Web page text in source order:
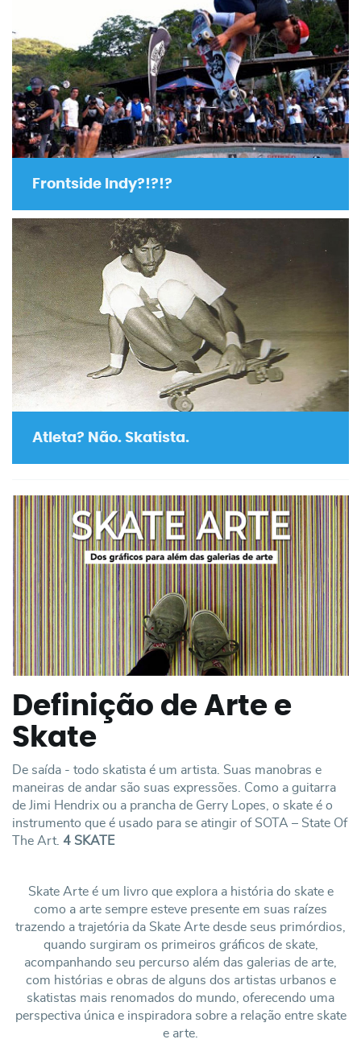
Frontside Indy?!?!?
Atleta? Não. Skatista.
Definição de Arte e
Skate
De saída - todo skatista é um artista. Suas manobras e
maneiras de andar são suas expressões. Como a guitarra
de Jimi Hendrix ou a prancha de Gerry Lopes, o skate é o
instrumento que é usado para se atingir of SOTA – State Of
The Art. 4 SKATE
Skate Arte é um livro que explora a história do skate e
como a arte sempre esteve presente em suas raízes
trazendo a trajetória da Skate Arte desde seus primórdios,
quando surgiram os primeiros gráficos de skate,
acompanhando seu percurso além das galerias de arte,
com histórias e obras de alguns dos artistas urbanos e
skatistas mais renomados do mundo, oferecendo uma
perspectiva única e inspiradora sobre a relação entre skate
e arte.